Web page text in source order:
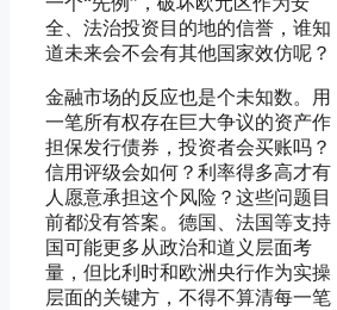
全、法治投资目的地的信誉，谁知
道未来会不会有其他国家效仿呢？
金融市场的反应也是个未知数。用
一笔所有权存在巨大争议的资产作
担保发行债券，投资者会买账吗？
信用评级会如何？利率得多高才有
人愿意承担这个风险？这些问题目
前都没有答案。德国、法国等支持
国可能更多从政治和道义层面考
量，但比利时和欧洲央行作为实操
层面的关键方，不得不算清每一笔